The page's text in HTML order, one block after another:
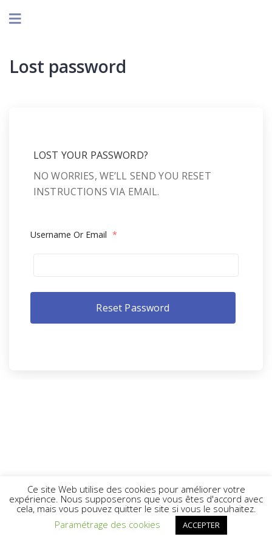
Lost password
LOST YOUR PASSWORD?
NO WORRIES, WE’LL SEND YOU RESET
INSTRUCTIONS VIA EMAIL.
Username Or Email *
Ce site Web utilise des cookies pour améliorer votre
expérience. Nous supposerons que vous êtes d'accord avec
cela, mais vous pouvez quitter le site si vous le souhaitez.
Paramétrage des cookies
ACCEPTER